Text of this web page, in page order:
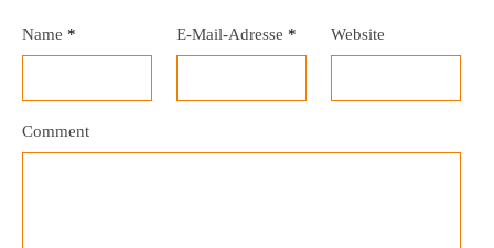
Name * E-Mail-Adresse * Website
Comment